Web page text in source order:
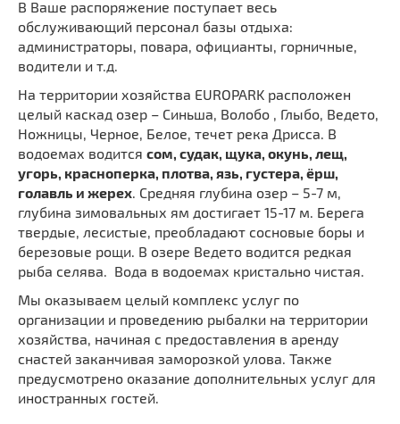
В Ваше распоряжение поступает весь
обслуживающий персонал базы отдыха:
администраторы, повара, официанты, горничные,
водители и т.д.
На территории хозяйства EUROPARK расположен
целый каскад озер – Синьша, Волобо , Глыбо, Ведето,
Ножницы, Черное, Белое, течет река Дрисса. В
водоемах водится сом, судак, щука, окунь, лещ,
угорь, красноперка, плотва, язь, густера, ёрш,
голавль и жерех. Средняя глубина озер – 5-7 м,
глубина зимовальных ям достигает 15-17 м. Берега
твердые, лесистые, преобладают сосновые боры и
березовые рощи. В озере Ведето водится редкая
рыба селява. Вода в водоемах кристально чистая.
Мы оказываем целый комплекс услуг по
организации и проведению рыбалки на территории
хозяйства, начиная с предоставления в аренду
снастей заканчивая заморозкой улова. Также
предусмотрено оказание дополнительных услуг для
иностранных гостей.